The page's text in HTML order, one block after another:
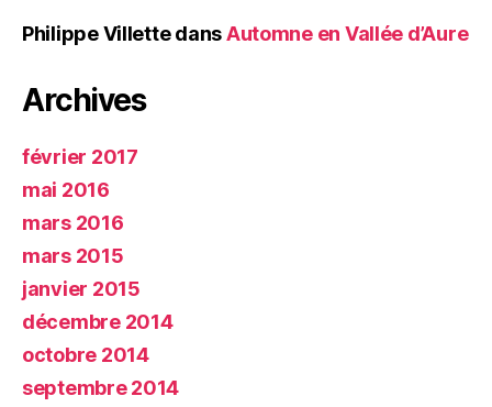
Philippe VillettedansAutomne en Vallée d’Aure
Archives
février 2017
mai 2016
mars 2016
mars 2015
janvier 2015
décembre 2014
octobre 2014
septembre 2014